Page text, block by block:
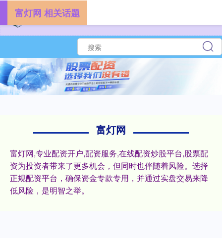
富灯网
富灯网,专业配资开户,配资服务,在线配资炒股平台,股票配
资为投资者带来了更多机会，但同时也伴随着风险。选择
正规配资平台，确保资金专款专用，并通过实盘交易来降
低风险，是明智之举。
富灯网 相关话题